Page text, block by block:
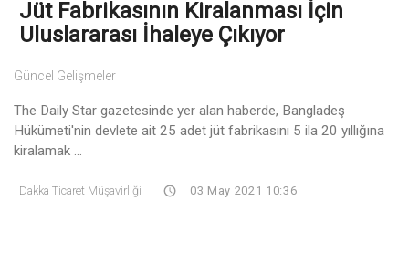
Jüt Fabrikasının Kiralanması İçin
Uluslararası İhaleye Çıkıyor
Güncel Gelişmeler
The Daily Star gazetesinde yer alan haberde, Bangladeş
Hükümeti'nin devlete ait 25 adet jüt fabrikasını 5 ila 20 yıllığına
kiralamak ...
Dakka Ticaret Müşavirliği 03 May 2021 10:36